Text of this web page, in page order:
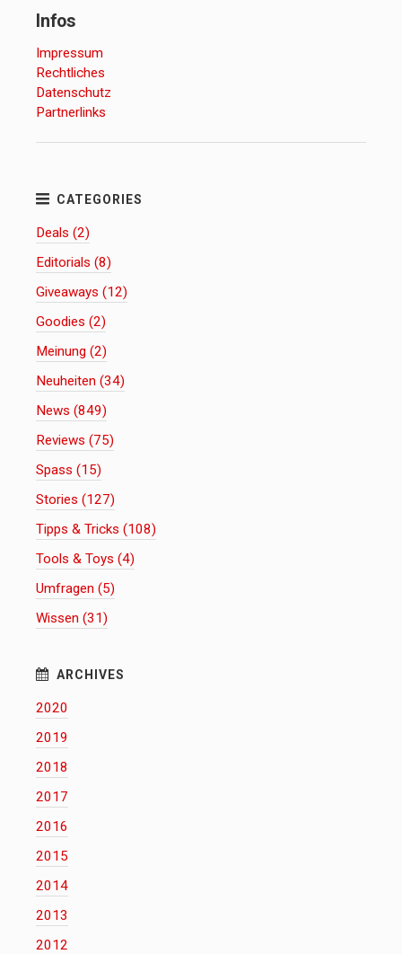
Infos
Impressum
Rechtliches
Datenschutz
Partnerlinks
Deals (2)
Editorials (8)
Giveaways (12)
Goodies (2)
Meinung (2)
Neuheiten (34)
News (849)
Reviews (75)
Spass (15)
Stories (127)
Tipps & Tricks (108)
Tools & Toys (4)
Umfragen (5)
Wissen (31)
2020
2019
2018
2017
2016
2015
2014
2013
2012